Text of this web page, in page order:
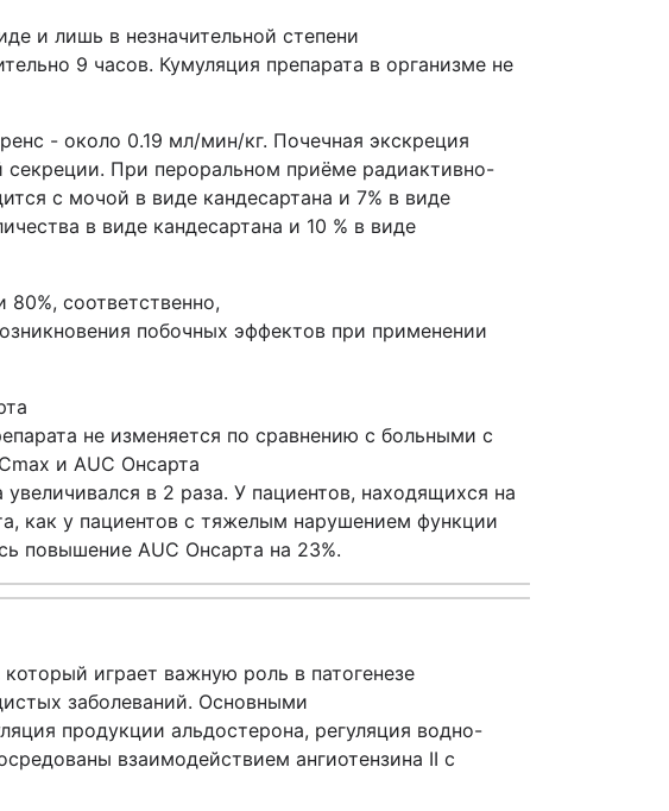
и лишь в незначительной степени
9 часов. Кумуляция препарата в организме не
- около 0.19 мл/мин/кг. Почечная экскреция
секреции. При пероральном приёме радиактивно-
с мочой в виде кандесартана и 7% в виде
в виде кандесартана и 10 % в виде
соответственно,
побочных эффектов при применении
не изменяется по сравнению с больными с
и AUC Онсарта
в 2 раза. У пациентов, находящихся на
как у пациентов с тяжелым нарушением функции
повышение AUC Онсарта на 23%.
играет важную роль в патогенезе
заболеваний. Основными
продукции альдостерона, регуляция водно-
взаимодействием ангиотензина II с